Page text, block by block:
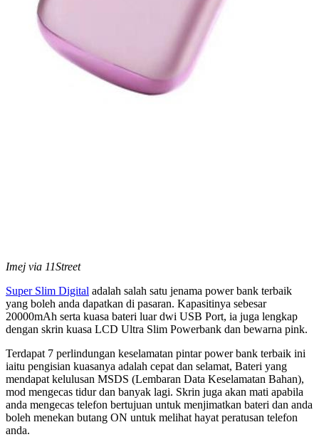
Imej via 11Street
Super Slim Digital adalah salah satu jenama power bank terbaik
yang boleh anda dapatkan di pasaran. Kapasitinya sebesar
20000mAh serta kuasa bateri luar dwi USB Port, ia juga lengkap
dengan skrin kuasa LCD Ultra Slim Powerbank dan bewarna pink.
Terdapat 7 perlindungan keselamatan pintar power bank terbaik ini
iaitu pengisian kuasanya adalah cepat dan selamat, Bateri yang
mendapat kelulusan MSDS (Lembaran Data Keselamatan Bahan),
mod mengecas tidur dan banyak lagi. Skrin juga akan mati apabila
anda mengecas telefon bertujuan untuk menjimatkan bateri dan anda
boleh menekan butang ON untuk melihat hayat peratusan telefon
anda.